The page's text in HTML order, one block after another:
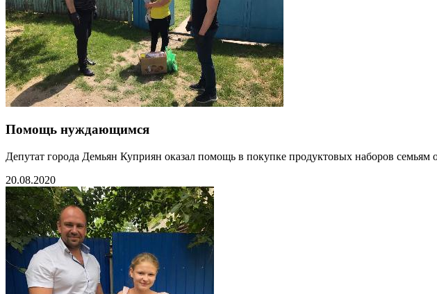
Помощь нуждающимся
Депутат города Демьян Куприян оказал помощь в покупке продуктовых наборов
20.08.2020